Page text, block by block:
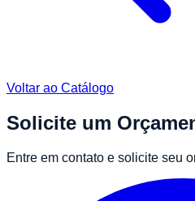
Voltar ao Catálogo
Solicite um
Entre em contato e solicite seu